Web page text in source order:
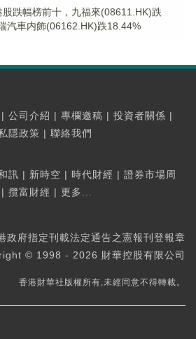
股跌幅榜前十，九福來(08611.HK)跌
汽車内飾(06162.HK)跌18.44%
| 公司介紹 | 專欄邀稿 | 投資者關係 |
隱政策 | 聯絡我們
訊 | 新時空 | 時代財經 | 證券市場周
| 攬富財經 | 更多...
政府指定刊載法定通告之憲報刊登報章
© 1998 - 2026 財華控股有限公司
香港財華社版權所有,未經同意不得轉載。